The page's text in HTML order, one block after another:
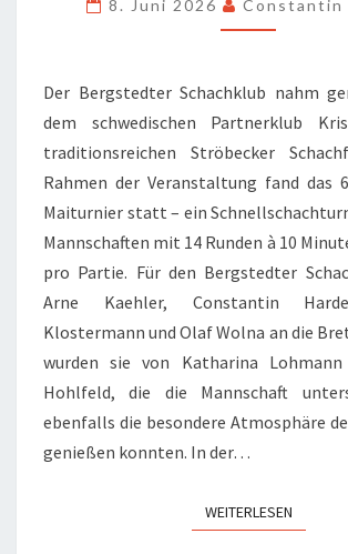
IN
A
8. Juni 2026 Constantin
Der Bergstedter Schachklub nahm
dem schwedischen Partnerklub
traditionsreichen Ströbecker
Rahmen der Veranstaltung fand das
Maiturnier statt – ein
Mannschaften mit 14 Runden à 10
pro Partie. Für den Bergstedter
Arne Kaehler, Constantin
Klostermann und Olaf Wolna an die
wurden sie von Katharina Lohmann
Hohlfeld, die die Mannschaft
ebenfalls die besondere Atmosphäre
genießen konnten. In der…
WEITERLESEN